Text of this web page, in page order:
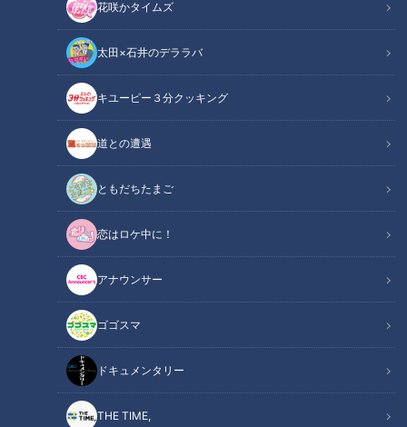
花咲かタイムズ
太田×石井のデララバ
キユーピー３分クッキング
道との遭遇
ともだちたまご
恋はロケ中に！
アナウンサー
ゴゴスマ
ドキュメンタリー
THE TIME,
アイス饅頭にサンダル!桑名の名物がお家で楽しめる!
この記事の画像